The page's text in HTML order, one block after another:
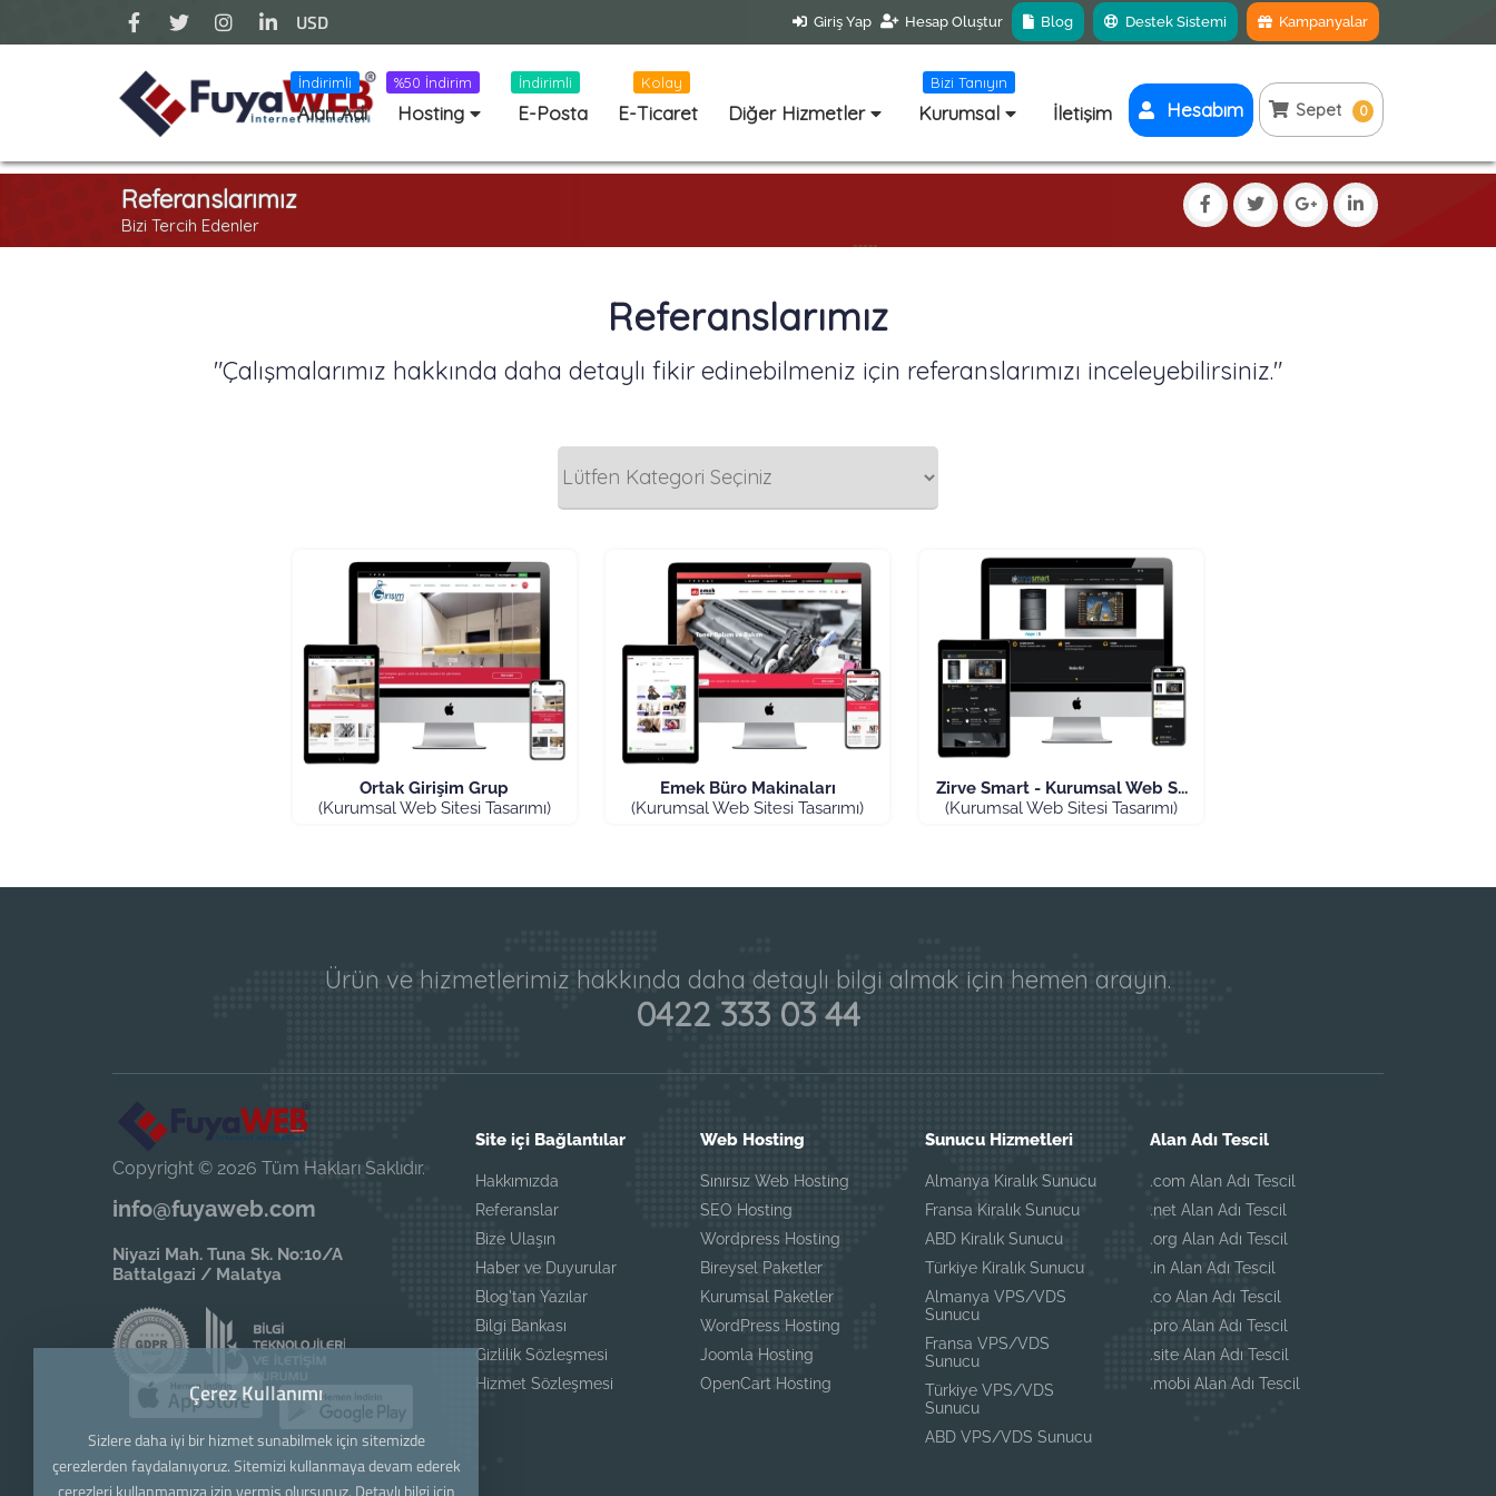
Giriş Yap Hesap Oluştur Blog Destek Sistemi Kampanyalar
USD
İndirimli
Alan Adı
%50 İndirim
Hosting
İndirimli
E-Posta
Kolay
E-Ticaret Diğer Hizmetler
Bizi Tanıyın
Kurumsal İletişim Hesabım Sepet 0
Referanslarımız
Bizi Tercih Edenler
Referanslarımız
"Çalışmalarımız hakkında daha detaylı fikir edinebilmeniz için referanslarımızı inceleyebilirsiniz."
Ortak Girişim Grup
(Kurumsal Web Sitesi Tasarımı)
Emek Büro Makinaları
(Kurumsal Web Sitesi Tasarımı)
Zirve Smart - Kurumsal Web S...
(Kurumsal Web Sitesi Tasarımı)
Ürün ve hizmetlerimiz hakkında daha detaylı bilgi almak için hemen arayın.
0422 333 03 44
Copyright © 2026 Tüm Hakları Saklıdır.
info@fuyaweb.com
Niyazi Mah. Tuna Sk. No:10/A
Battalgazi / Malatya
Site içi Bağlantılar
Hakkımızda
Referanslar
Bize Ulaşın
Haber ve Duyurular
Blog'tan Yazılar
Bilgi Bankası
Gizlilik Sözleşmesi
Hizmet Sözleşmesi
Web Hosting
Sınırsız Web Hosting
SEO Hosting
Wordpress Hosting
Bireysel Paketler
Kurumsal Paketler
WordPress Hosting
Joomla Hosting
OpenCart Hosting
Sunucu Hizmetleri
Almanya Kiralık Sunucu
Fransa Kiralık Sunucu
ABD Kiralık Sunucu
Türkiye Kiralık Sunucu
Almanya VPS/VDS
Sunucu
Fransa VPS/VDS
Sunucu
Türkiye VPS/VDS
Sunucu
ABD VPS/VDS Sunucu
Alan Adı Tescil
.com Alan Adı Tescil
.net Alan Adı Tescil
.org Alan Adı Tescil
.in Alan Adı Tescil
.co Alan Adı Tescil
.pro Alan Adı Tescil
.site Alan Adı Tescil
.mobi Alan Adı Tescil
Çerez Kullanımı
Sizlere daha iyi bir hizmet sunabilmek için sitemizde
çerezlerden faydalanıyoruz. Sitemizi kullanmaya devam ederek
çerezleri kullanmamıza izin vermiş olursunuz. Detaylı bilgi için